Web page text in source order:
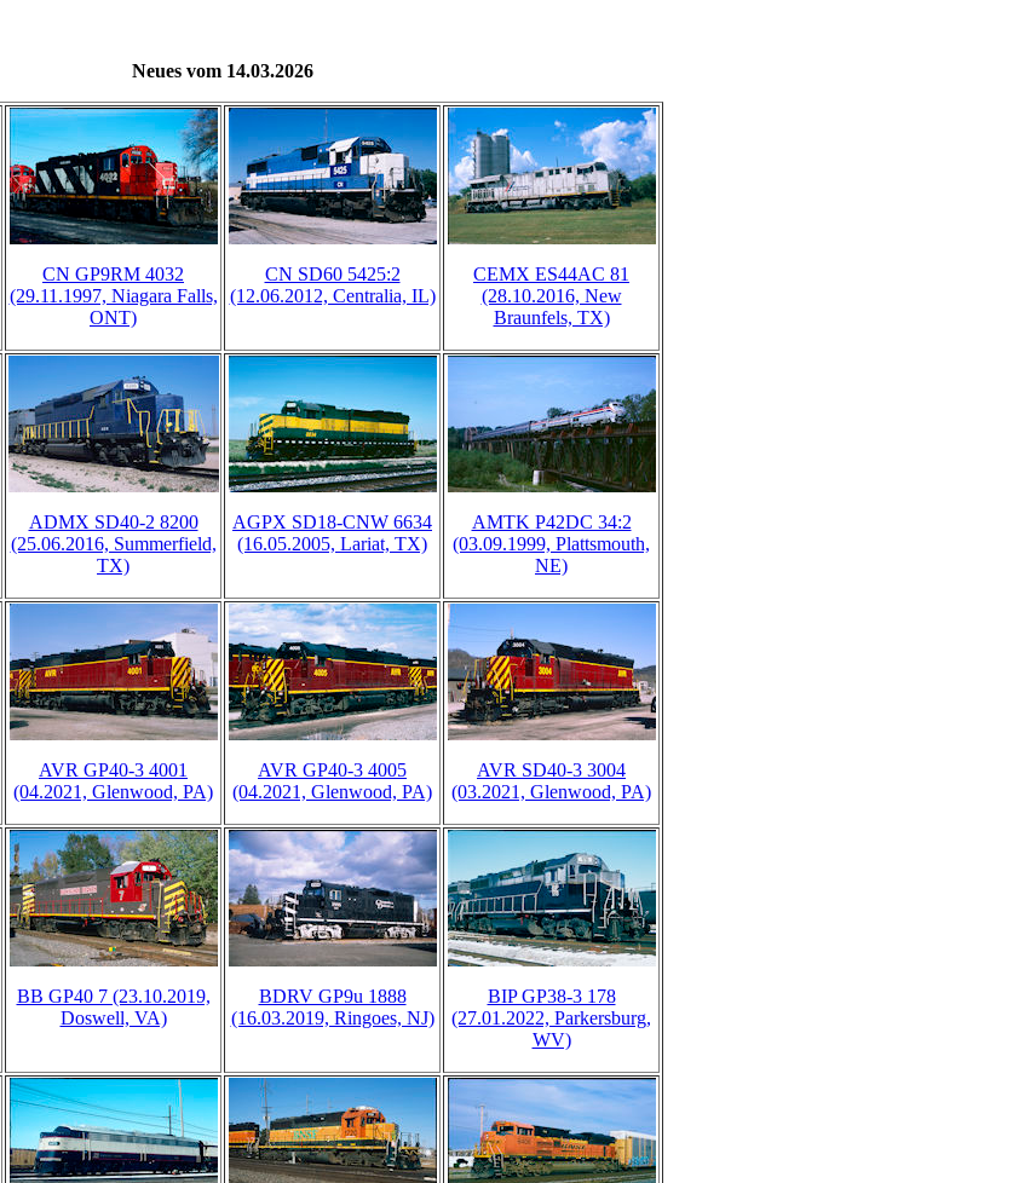
Neues vom 14.03.2026
CN GP9RM 4032
(29.11.1997, Niagara Falls,
ONT)
CN SD60 5425:2
(12.06.2012, Centralia, IL)
CEMX ES44AC 81
(28.10.2016, New
Braunfels, TX)
ADMX SD40-2 8200
(25.06.2016, Summerfield,
TX)
AGPX SD18-CNW 6634
(16.05.2005, Lariat, TX)
AMTK P42DC 34:2
(03.09.1999, Plattsmouth,
NE)
AVR GP40-3 4001
(04.2021, Glenwood, PA)
AVR GP40-3 4005
(04.2021, Glenwood, PA)
AVR SD40-3 3004
(03.2021, Glenwood, PA)
BB GP40 7 (23.10.2019,
Doswell, VA)
BDRV GP9u 1888
(16.03.2019, Ringoes, NJ)
BIP GP38-3 178
(27.01.2022, Parkersburg,
WV)